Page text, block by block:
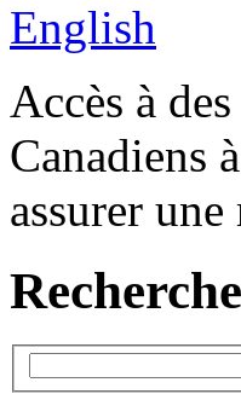
English
Accès à
Canadiens
assurer